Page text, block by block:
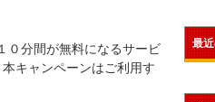
０分間が無料になるサービ
キャンペーンはご利用す
最